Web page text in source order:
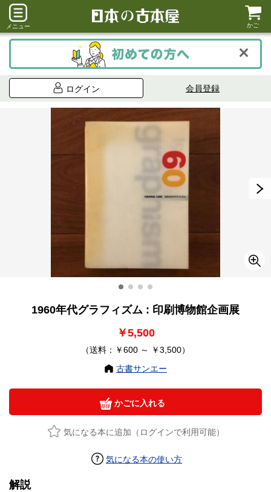
メニュー かご
ログイン 会員登録
1960年代グラフィズム : 印刷博物館企画展
￥5,500
（送料：￥600 ～ ￥3,500）
古書サンエー
かごに入れる
気になる本に追加（ログインで利用可能）
気になる本の使い方
解説